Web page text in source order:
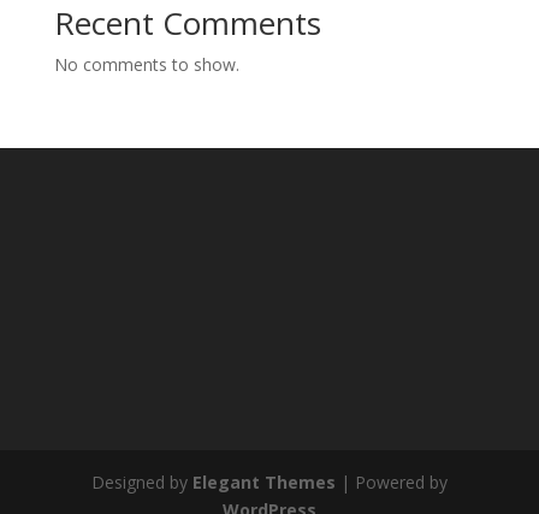
Recent Comments
No comments to show.
Designed by Elegant Themes | Powered by